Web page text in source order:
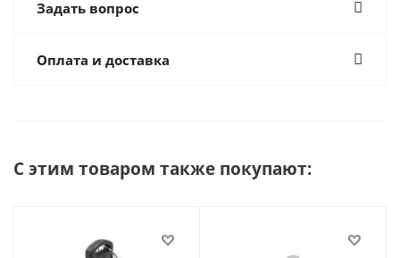
Задать вопрос
Оплата и доставка
С этим товаром также покупают: